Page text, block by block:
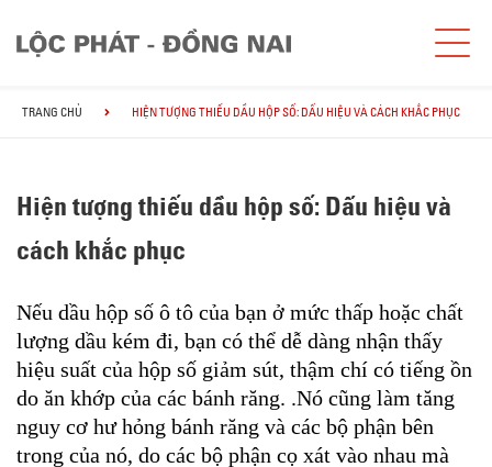
TRANG CHỦ HIỆN TƯỢNG THIẾU DẦU HỘP SỐ: DẤU HIỆU VÀ CÁCH KHẮC PHỤC
Hiện tượng thiếu dầu hộp số: Dấu hiệu và
cách khắc phục
Nếu dầu hộp số ô tô của bạn ở mức thấp hoặc chất
lượng dầu kém đi, bạn có thể dễ dàng nhận thấy
hiệu suất của hộp số giảm sút, thậm chí có tiếng ồn
do ăn khớp của các bánh răng. .Nó cũng làm tăng
nguy cơ hư hỏng bánh răng và các bộ phận bên
trong của nó, do các bộ phận cọ xát vào nhau mà